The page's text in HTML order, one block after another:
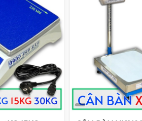
định, Cân Gia Phát hỗ trợ chuẩn bị
để thực hiện kiểm định ban đầu
dẫn sửa cân và sửa chữa
bán,Cân Điện Tử Gia Phát mua
thuật chuyên sâu, có khả năng
Khi cân có dấu hiệu sai số, nhảy
ổn định, kỹ thuật sẽ tiến hành